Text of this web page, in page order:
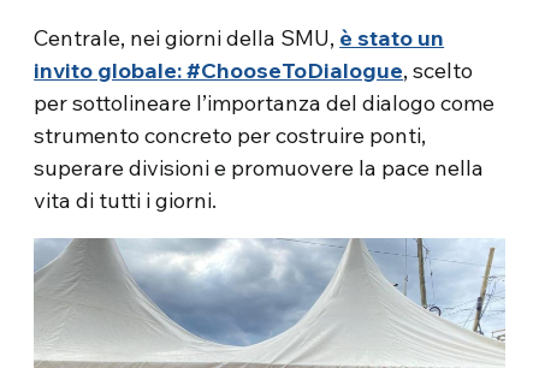
Centrale, nei giorni della SMU, è stato un
invito globale: #ChooseToDialogue, scelto
per sottolineare l’importanza del dialogo come
strumento concreto per costruire ponti,
superare divisioni e promuovere la pace nella
vita di tutti i giorni.